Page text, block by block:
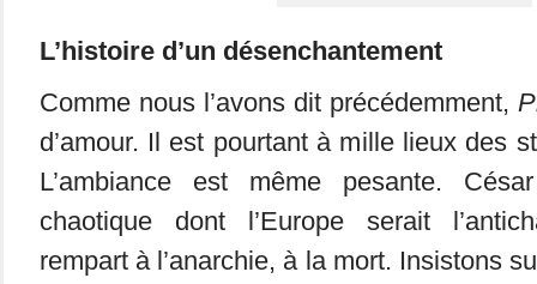
L’histoire d’un désenchantement
Comme nous l’avons dit précédemment,
d’amour. Il est pourtant à mille lieux des
L’ambiance est même pesante.
chaotique dont l’Europe serait
rempart à l’anarchie, à la mort. Insistons